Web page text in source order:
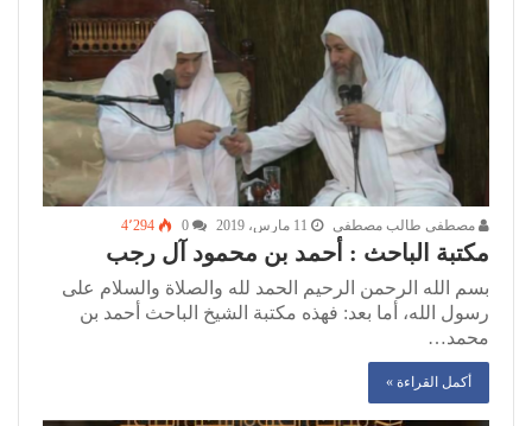
مصطفى طالب مصطفى 11 مارس، 2019 4٬294
مكتبة الباحث : أحمد بن محمود آل رجب
بسم الله الرحمن الرحيم الحمد لله والصلاة والسلام على
رسول الله، أما بعد: فهذه مكتبة الشيخ الباحث أحمد بن
محمد…
أكمل القراءة »